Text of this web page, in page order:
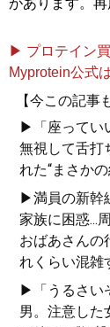
があります。再
▶ プロテイン
Myprotein公式
【今この記事
▶「座ってい
無視して舌打
れた“まさか
▶満員の新幹
家族に困惑...
おばあさんの
れくらい混雑
▶「うるさい
男。注意した